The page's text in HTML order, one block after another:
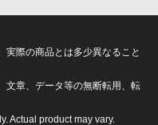
際の商品とは多少異なること
文章、データ等の無断転用、転
Actual product may vary.